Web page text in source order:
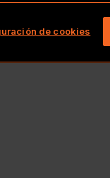
de cookies